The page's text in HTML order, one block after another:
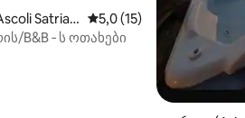
Satrian საშუალო შეფასებაა
5,0 (15)
B&B ‑ ს ოთახები